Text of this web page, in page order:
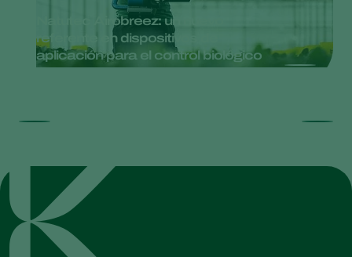
Natutec Airobreez: un nuevo
referente en dispositivos de
aplicación para el control biológico